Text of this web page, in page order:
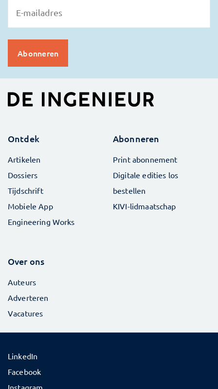
Ontdek
Artikelen
Dossiers
Tijdschrift
Mobiele App
Engineering Works
Abonneren
Print abonnement
Digitale edities los
bestellen
KIVI-lidmaatschap
Over ons
Auteurs
Adverteren
Vacatures
LinkedIn
Facebook